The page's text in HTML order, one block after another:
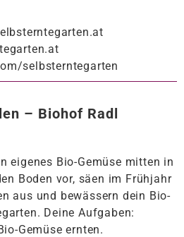
selbsterntegarten
– Biohof Radl
eigenes Bio-Gemüse mitten in
Boden vor, säen im Frühjahr
aus und bewässern dein Bio-
Deine Aufgaben:
Gemüse ernten.